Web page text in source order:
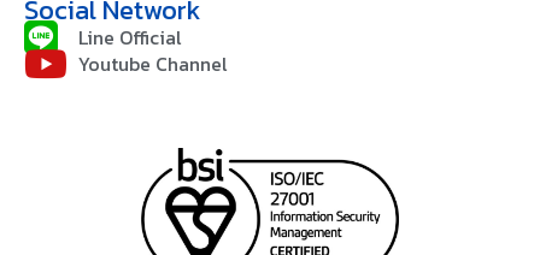
Social Network
Line Official
Youtube Channel